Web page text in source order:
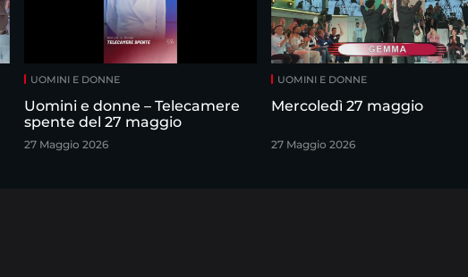
UOMINI E DONNE
Uomini e donne – Telecamere
spente del 27 maggio
27 Maggio 2026
UOMINI E DONNE
Mercoledì 27 maggio
27 Maggio 2026